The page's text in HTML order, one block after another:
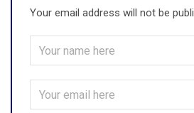
Your email address will not be